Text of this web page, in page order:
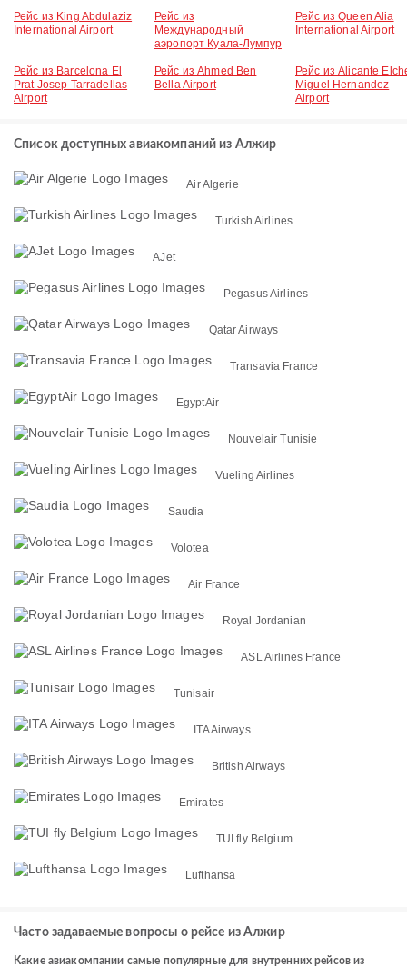
Рейс из King Abdulaziz
International Airport
Рейс из
Международный
аэропорт Куала-Лумпур
Рейс из Queen Alia
International Airport
Рейс из Barcelona El
Prat Josep Tarradellas
Airport
Рейс из Ahmed Ben
Bella Airport
Рейс из Alicante
Miguel Hernandez
Airport
Список доступных авиакомпаний из Алжир
Air Algerie
Turkish Airlines
AJet
Pegasus Airlines
Qatar Airways
Transavia France
EgyptAir
Nouvelair Tunisie
Vueling Airlines
Saudia
Volotea
Air France
Royal Jordanian
ASL Airlines France
Tunisair
ITA Airways
British Airways
Emirates
TUI fly Belgium
Lufthansa
Часто задаваемые вопросы о рейсе из Алжир
Какие авиакомпании самые популярные для внутренних рейсов из